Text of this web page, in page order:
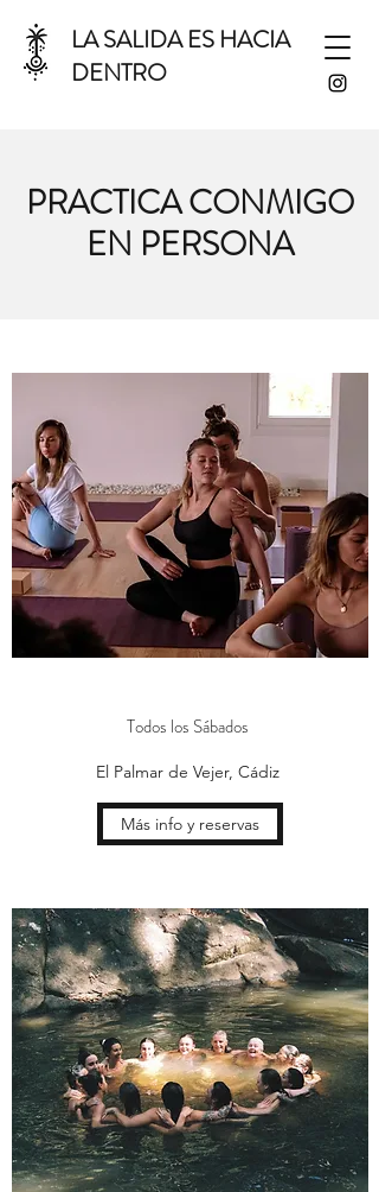
LA SALIDA ES HACIA
DENTRO
PRACTICA CONMIGO
EN PERSONA
Todos los Sábados
El Palmar de Vejer, Cádiz
Más info y reservas